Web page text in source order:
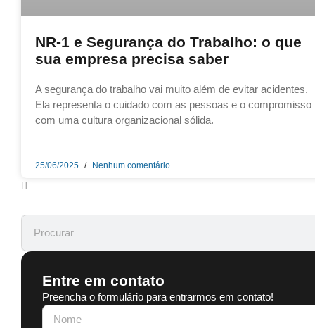
NR-1 e Segurança do Trabalho: o que
sua empresa precisa saber
A segurança do trabalho vai muito além de evitar acidentes.
Ela representa o cuidado com as pessoas e o compromisso
com uma cultura organizacional sólida.
25/06/2025 Nenhum comentário
Entre em contato
Preencha o formulário para entrarmos em contato!